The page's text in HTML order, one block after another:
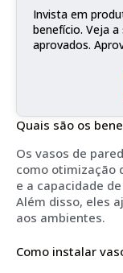
Invista em
benefício. Veja
aprovados.
Quais são os
Os vasos de
como otimização
e a capacidade
Além disso, eles
aos ambientes.
Como instalar